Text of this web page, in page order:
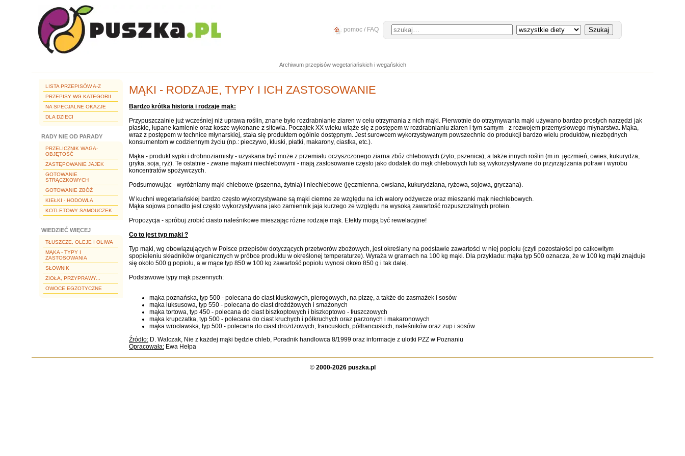
pomoc / FAQ
Archiwum przepisów wegetariańskich i wegańskich
LISTA PRZEPISÓW A-Z
PRZEPISY WG KATEGORII
NA SPECJALNE OKAZJE
DLA DZIECI
RADY NIE OD PARADY
PRZELICZNIK WAGA-
OBJĘTOŚĆ
ZASTĘPOWANIE JAJEK
GOTOWANIE
STRĄCZKOWYCH
GOTOWANIE ZBÓŻ
KIEŁKI - HODOWLA
KOTLETOWY SAMOUCZEK
WIEDZIEĆ WIĘCEJ
TŁUSZCZE, OLEJE I OLIWA
MĄKA - TYPY I
ZASTOSOWANIA
SŁOWNIK
ZIOŁA, PRZYPRAWY...
OWOCE EGZOTYCZNE
MĄKI - RODZAJE, TYPY I ICH ZASTOSOWANIE
Bardzo krótka historia i rodzaje mąk:
Przypuszczalnie już wcześniej niż uprawa roślin, znane było rozdrabnianie ziaren w celu otrzymania z nich mąki. Pierwotnie do otrzymywania mąki używano bardzo prostych narzędzi jak
płaskie, łupane kamienie oraz kosze wykonane z sitowia. Początek XX wieku wiąże się z postępem w rozdrabnianiu ziaren i tym samym - z rozwojem przemysłowego młynarstwa. Mąka,
wraz z postępem w technice młynarskiej, stała się produktem ogólnie dostępnym. Jest surowcem wykorzystywanym powszechnie do produkcji bardzo wielu produktów, niezbędnych
konsumentom w codziennym życiu (np.: pieczywo, kluski, płatki, makarony, ciastka, etc.).
Mąka - produkt sypki i drobnoziarnisty - uzyskana być może z przemiału oczyszczonego ziarna zbóż chlebowych (żyto, pszenica), a także innych roślin (m.in. jęczmień, owies, kukurydza,
gryka, soja, ryż). Te ostatnie - zwane mąkami niechlebowymi - mają zastosowanie często jako dodatek do mąk chlebowych lub są wykorzystywane do przyrządzania potraw i wyrobu
koncentratów spożywczych.
Podsumowując - wyróżniamy mąki chlebowe (pszenna, żytnia) i niechlebowe (jęczmienna, owsiana, kukurydziana, ryżowa, sojowa, gryczana).
W kuchni wegetariańskiej bardzo często wykorzystywane są mąki ciemne ze względu na ich walory odżywcze oraz mieszanki mąk niechlebowych.
Mąka sojowa ponadto jest często wykorzystywana jako zamiennik jaja kurzego ze względu na wysoką zawartość rozpuszczalnych protein.
Propozycja - spróbuj zrobić ciasto naleśnikowe mieszając różne rodzaje mąk. Efekty mogą być rewelacyjne!
Co to jest typ mąki ?
Typ mąki, wg obowiązujących w Polsce przepisów dotyczących przetworów zbożowych, jest określany na podstawie zawartości w niej popiołu (czyli pozostałości po całkowitym
spopieleniu składników organicznych w próbce produktu w określonej temperaturze). Wyraża w gramach na 100 kg mąki. Dla przykładu: mąka typ 500 oznacza, że w 100 kg mąki znajduje
się około 500 g popiołu, a w mące typ 850 w 100 kg zawartość popiołu wynosi około 850 g i tak dalej.
Podstawowe typy mąk pszennych:
mąka poznańska, typ 500 - polecana do ciast kluskowych, pierogowych, na pizzę, a także do zasmażek i sosów
mąka luksusowa, typ 550 - polecana do ciast drożdżowych i smażonych
mąka tortowa, typ 450 - polecana do ciast biszkoptowych i biszkoptowo - tłuszczowych
mąka krupczatka, typ 500 - polecana do ciast kruchych i półkruchych oraz parzonych i makaronowych
mąka wrocławska, typ 500 - polecana do ciast drożdżowych, francuskich, półfrancuskich, naleśników oraz zup i sosów
Źródło: D. Walczak, Nie z każdej mąki będzie chleb, Poradnik handlowca 8/1999 oraz informacje z ulotki PZZ w Poznaniu
Opracowała: Ewa Hełpa
© 2000-2026 puszka.pl